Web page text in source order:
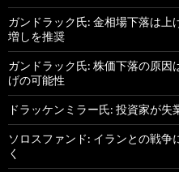
ガンドラック氏: 金相場下落は
増しを推奨
ガンドラック氏: 株価下落の原因
げの可能性
ドラッケンミラー氏: 投資家が
ソロスファンド: イランとの戦
く